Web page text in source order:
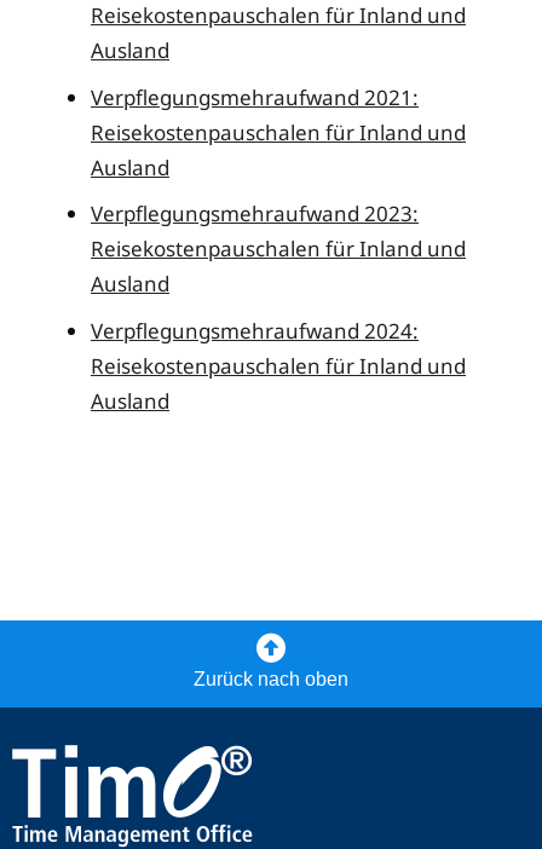
Reisekostenpauschalen für Inland und
Ausland
Verpflegungsmehraufwand 2021:
Reisekostenpauschalen für Inland und
Ausland
Verpflegungsmehraufwand 2023:
Reisekostenpauschalen für Inland und
Ausland
Verpflegungsmehraufwand 2024:
Reisekostenpauschalen für Inland und
Ausland
Zurück nach oben